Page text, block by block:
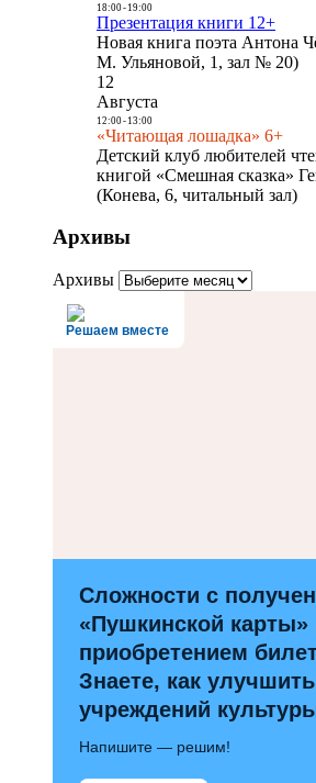
18:00- 19:00
Презентация книги 12+
Новая книга поэта Антона
М. Ульяновой, 1, зал № 20)
12
Августа
12:00- 13:00
«Читающая лошадка» 6+
Детский клуб любителей
книгой «Смешная сказка»
(Конева, 6, читальный зал)
Архивы
Архивы
Решаем вместе
Сложности с
«Пушкинской карты»
приобретением
Знаете, как
учреждений
Напишите — решим!